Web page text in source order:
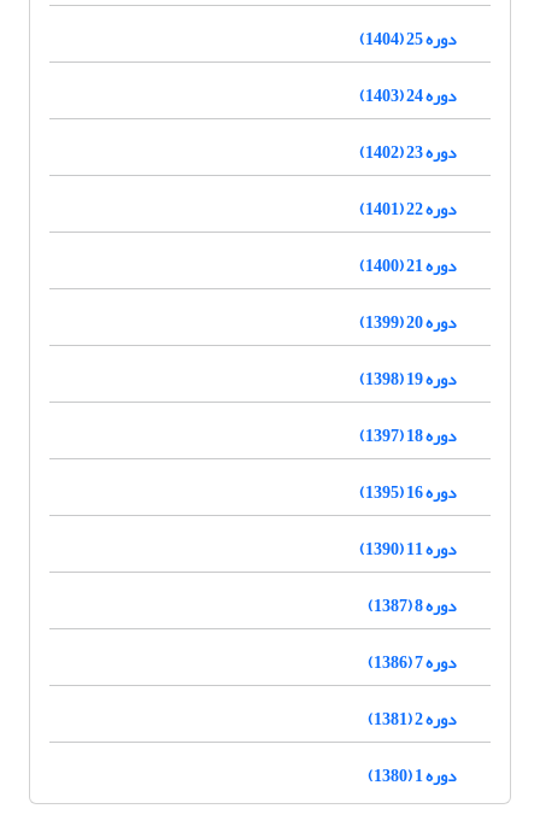
دوره 25 (1404)
دوره 24 (1403)
دوره 23 (1402)
دوره 22 (1401)
دوره 21 (1400)
دوره 20 (1399)
دوره 19 (1398)
دوره 18 (1397)
دوره 16 (1395)
دوره 11 (1390)
دوره 8 (1387)
دوره 7 (1386)
دوره 2 (1381)
دوره 1 (1380)